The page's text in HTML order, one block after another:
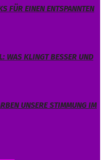
FÜR EINEN ENTSPANNTEN
WAS KLINGT BESSER UND
UNSERE STIMMUNG IM